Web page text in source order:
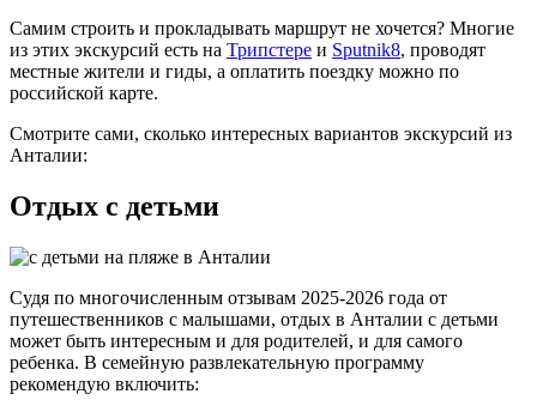
Самим строить и прокладывать маршрут не хочется? Многие
из этих экскурсий есть на Трипстере и Sputnik8, проводят
местные жители и гиды, а оплатить поездку можно по
российской карте.
Смотрите сами, сколько интересных вариантов экскурсий из
Анталии:
Отдых с детьми
Судя по многочисленным отзывам 2025-2026 года от
путешественников с малышами, отдых в Анталии с детьми
может быть интересным и для родителей, и для самого
ребенка. В семейную развлекательную программу
рекомендую включить: